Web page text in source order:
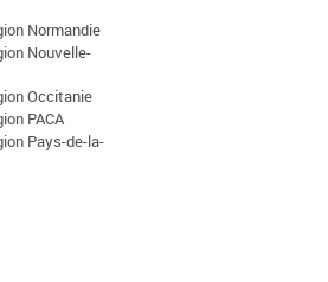
Normandie
Nouvelle-
Occitanie
PACA
Pays-de-la-